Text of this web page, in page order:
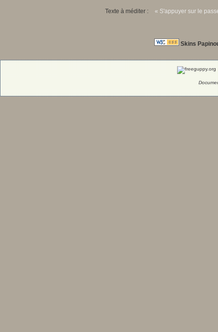
Texte à méditer : « S'appuyer sur le
Skins